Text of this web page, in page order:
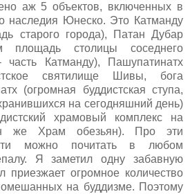
аж 5 объектов, включенных в
наследия Юнеско. Это Катманду
старого города), Патан Дубар
столицы соседнего
часть Катманду), Пашупатинатх
святилище Шивы, бога
(огромная буддистская ступа,
на сегодняшний день)
храмовый комплекс на
же Храм обезьян). Про эти
можно почитать в любом
Я заметил одну забавную
приезжает огромное количество
на буддизме. Поэтому